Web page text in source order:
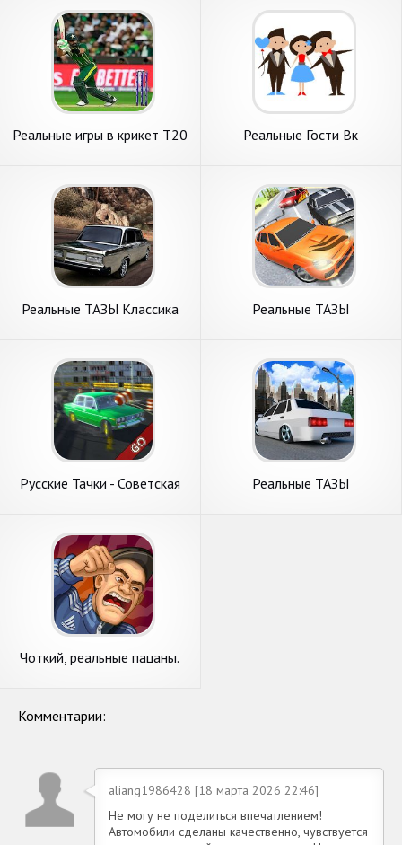
Реальные игры в крикет T20 Реальные Гости Вк
Реальные ТАЗЫ Классика
Реальные ТАЗЫ
Русские Тачки - Советская
Реальные ТАЗЫ
Чоткий, реальные пацаны.
Комментарии:
aliang1986428 [18 марта 2026 22:46]
Не могу не поделиться впечатлением!
Автомобили сделаны качественно, чувствуется